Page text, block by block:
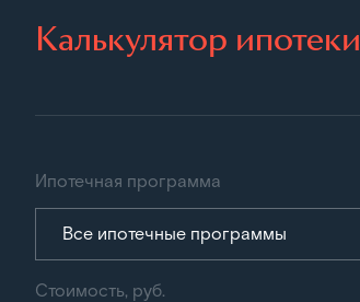
Калькулятор ипотеки
Ипотечная программа
Все ипотечные программы
Стоимость, руб.